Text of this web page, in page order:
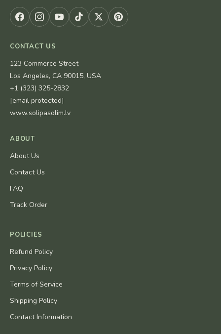
CONTACT US
123 Commerce Street
Los Angeles, CA 90015, USA
+1 (323) 325-2832
[email protected]
www.solipasolim.lv
ABOUT
About Us
Contact Us
FAQ
Track Order
POLICIES
Refund Policy
Privacy Policy
Terms of Service
Shipping Policy
Contact Information